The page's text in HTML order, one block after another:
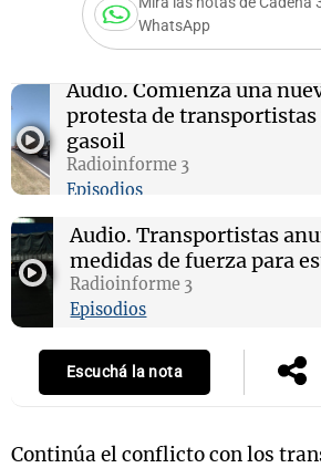
WhatsApp
Audio. Comienza una
protesta de transportistas
gasoil
Radioinforme 3
Episodios
Audio. Transportistas
medidas de fuerza para
Radioinforme 3
Episodios
Escuchá la nota
Continúa el conflicto con los
Notas